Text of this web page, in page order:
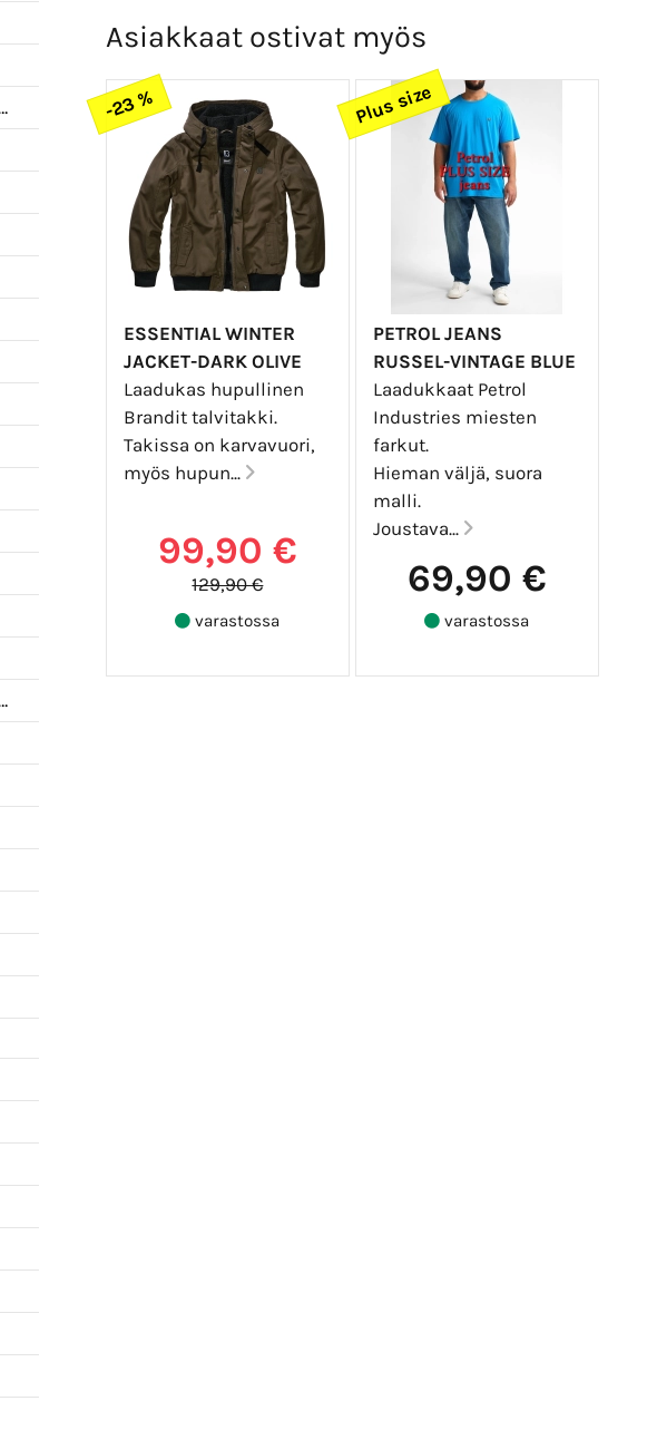
Asiakkaat ostivat myös
-23 %
ESSENTIAL WINTER
JACKET-DARK OLIVE
Laadukas hupullinen
Brandit talvitakki.
Takissa on karvavuori,
myös hupun...
99,90 €
129,90 €
varastossa
Plus size
PETROL JEANS
RUSSEL-VINTAGE BLUE
Laadukkaat Petrol
Industries miesten
farkut.
Hieman väljä, suora
malli.
Joustava...
69,90 €
varastossa